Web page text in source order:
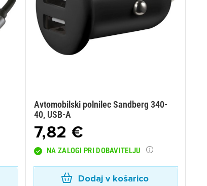
Avtomobilski polnilec Sandberg 340-
40, USB-A
7,82 €
NA ZALOGI PRI DOBAVITELJU
Dodaj v košarico